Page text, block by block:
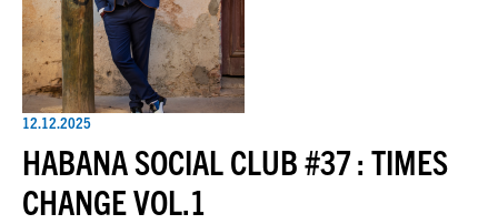
12.12.2025
HABANA SOCIAL CLUB #37 : TIMES
CHANGE VOL.1